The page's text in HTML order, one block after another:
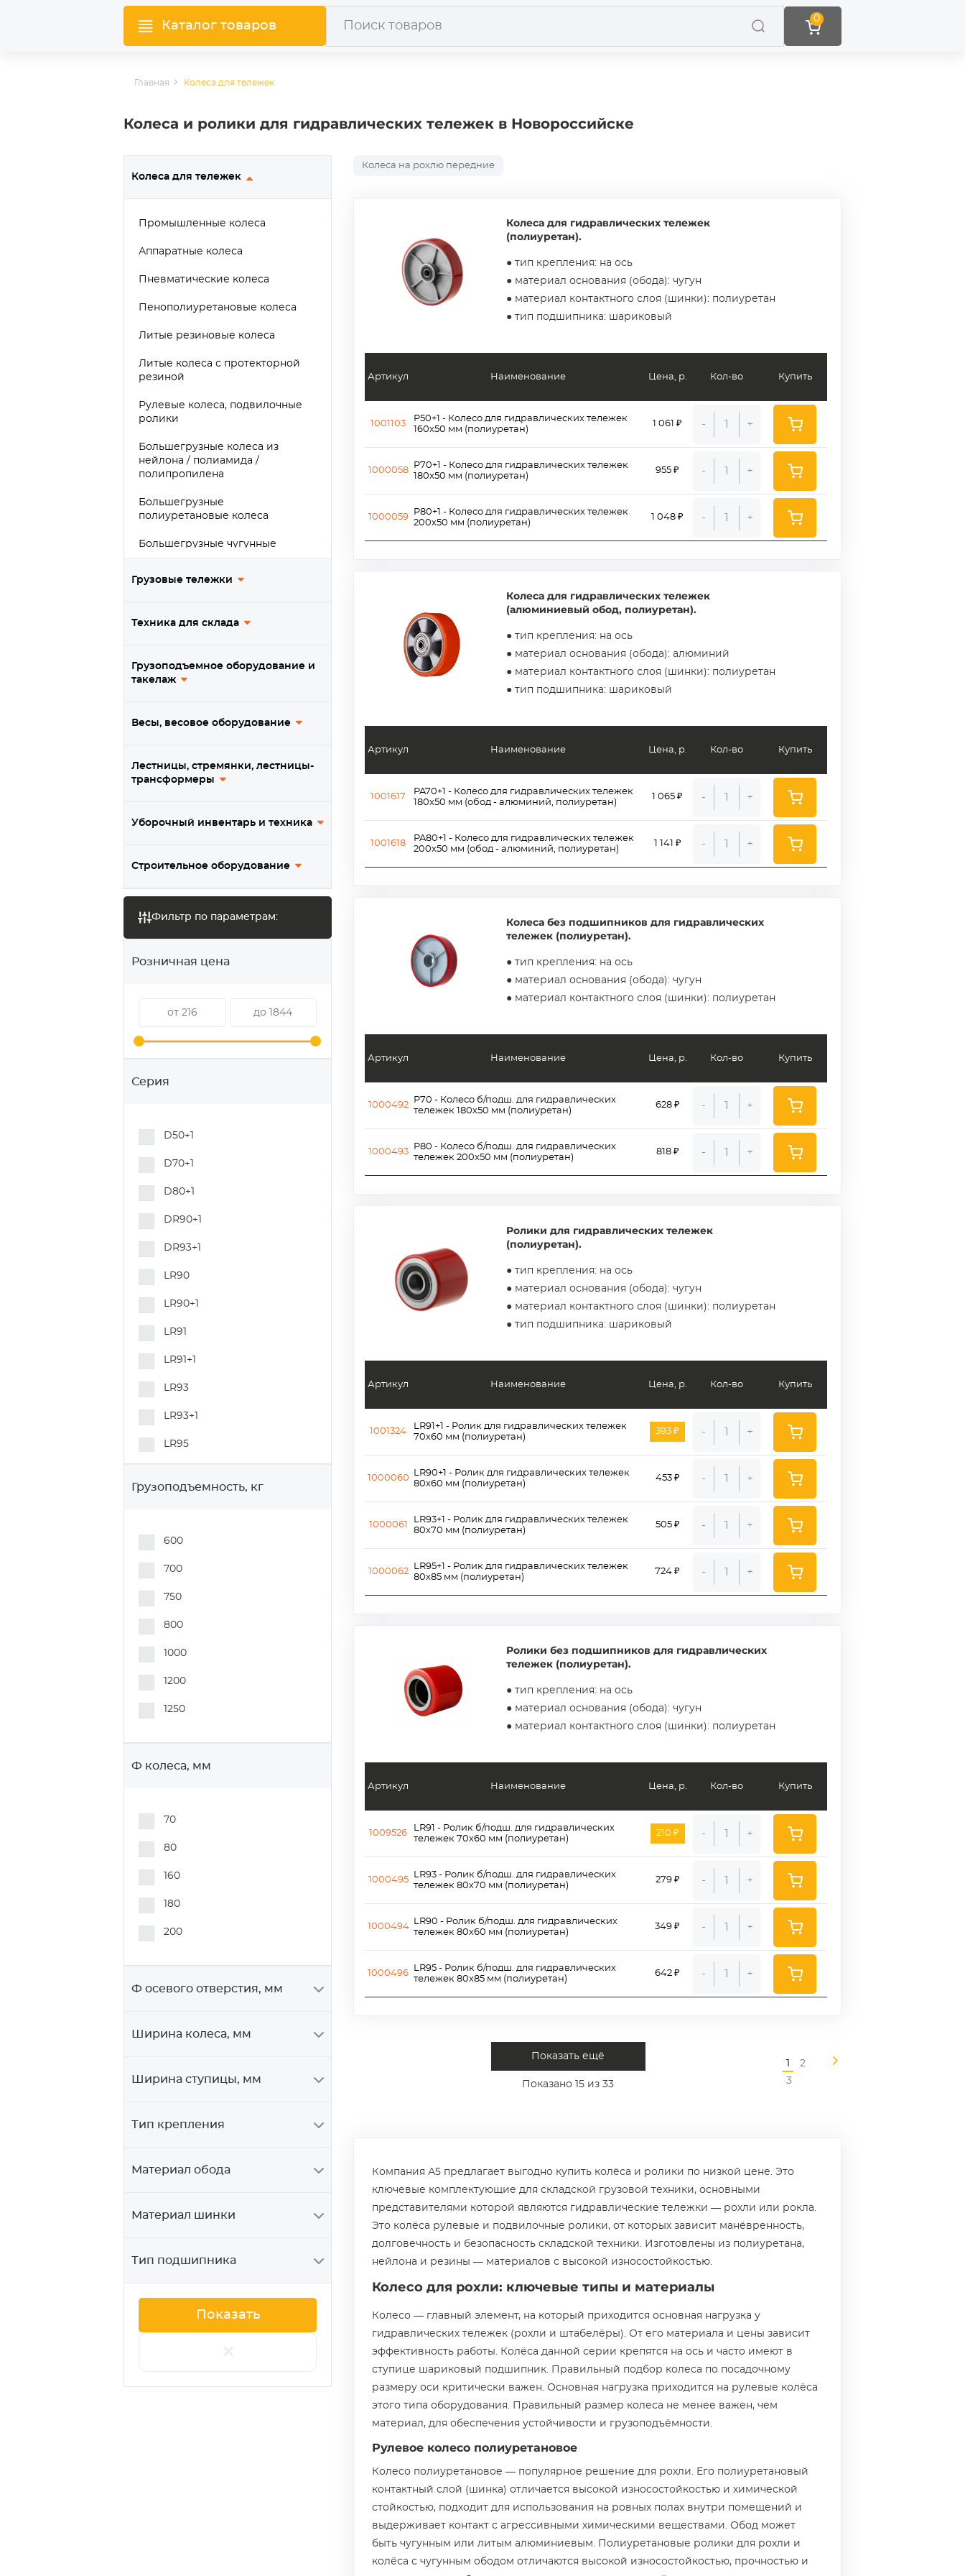
Каталог товаров
0
Главная Колеса для тележек
Колеса и ролики для гидравлических тележек в Новороссийске
Колеса для тележек
Промышленные колеса
Аппаратные колеса
Пневматические колеса
Пенополиуретановые колеса
Литые резиновые колеса
Литые колеса с протекторной
резиной
Рулевые колеса, подвилочные
ролики
Большегрузные колеса из
нейлона / полиамида /
полипропилена
Большегрузные
полиуретановые колеса
Большегрузные чугунные
колеса
Большегрузные обрезиненные
Сверхбольшегрузные колеса
Колеса из нержавеющей
Подпружиненные колеса
большегрузных тележек
для лодочных моторов
Ролики для ворот
Колеса для мусорных
Колеса для торгового
Колеса и ролики для
гидравлических тележек
Колеса для складского
лесов
Колеса для пищевого
оборудования
Колеса для автомобильной
промышленности
Специальные колеса и
аксессуары
Грузовые тележки
Техника для склада
Грузоподъемное оборудование и
такелаж
Весы, весовое оборудование
Лестницы, стремянки, лестницы-
трансформеры
Уборочный инвентарь и техника
Строительное оборудование
Фильтр по параметрам:
Розничная цена
Серия
D50+1
D70+1
D80+1
DR90+1
DR93+1
LR90
LR90+1
LR91
LR91+1
LR93
LR93+1
LR95
Грузоподъемность, кг
600
700
750
800
1000
1200
1250
Ф колеса, мм
70
80
160
180
200
Ф осевого отверстия, мм
Ширина колеса, мм
Ширина ступицы, мм
Тип крепления
Материал обода
Материал шинки
Тип подшипника
Колеса на рохлю передние
Колеса для гидравлических тележек
(полиуретан).
● тип крепления: на ось
● материал основания (обода): чугун
● материал контактного слоя (шинки): полиуретан
● тип подшипника: шариковый
Артикул
1001103
1000058
1000059
Наименование
P50+1 - Колесо для гидравлических тележек
160х50 мм (полиуретан)
P70+1 - Колесо для гидравлических тележек
180х50 мм (полиуретан)
P80+1 - Колесо для гидравлических тележек
200х50 мм (полиуретан)
Цена, р.
1 061 ₽
955 ₽
1 048 ₽
Кол-во
- +
- +
- +
Купить
Колеса для гидравлических тележек
(алюминиевый обод, полиуретан).
● тип крепления: на ось
● материал основания (обода): алюминий
● материал контактного слоя (шинки): полиуретан
● тип подшипника: шариковый
Артикул
1001617
1001618
Наименование
PA70+1 - Колесо для гидравлических тележек
180х50 мм (обод - алюминий, полиуретан)
PA80+1 - Колесо для гидравлических тележек
200х50 мм (обод - алюминий, полиуретан)
Цена, р.
1 065 ₽
1 141 ₽
Кол-во
- +
- +
Купить
Колеса без подшипников для гидравлических
тележек (полиуретан).
● тип крепления: на ось
● материал основания (обода): чугун
● материал контактного слоя (шинки): полиуретан
Артикул
1000492
1000493
Наименование
P70 - Колесо б/подш. для гидравлических
тележек 180х50 мм (полиуретан)
P80 - Колесо б/подш. для гидравлических
тележек 200х50 мм (полиуретан)
Цена, р.
628 ₽
818 ₽
Кол-во
- +
- +
Купить
Ролики для гидравлических тележек
(полиуретан).
● тип крепления: на ось
● материал основания (обода): чугун
● материал контактного слоя (шинки): полиуретан
● тип подшипника: шариковый
Артикул
1001324
1000060
1000061
1000062
Наименование
LR91+1 - Ролик для гидравлических тележек
70х60 мм (полиуретан)
LR90+1 - Ролик для гидравлических тележек
80х60 мм (полиуретан)
LR93+1 - Ролик для гидравлических тележек
80х70 мм (полиуретан)
LR95+1 - Ролик для гидравлических тележек
80х85 мм (полиуретан)
Цена, р.
393 ₽
453 ₽
505 ₽
724 ₽
Кол-во
- +
- +
- +
- +
Купить
Ролики без подшипников для гидравлических
тележек (полиуретан).
● тип крепления: на ось
● материал основания (обода): чугун
● материал контактного слоя (шинки): полиуретан
Артикул
1009526
1000495
1000494
1000496
Наименование
LR91 - Ролик б/подш. для гидравлических
тележек 70х60 мм (полиуретан)
LR93 - Ролик б/подш. для гидравлических
тележек 80х70 мм (полиуретан)
LR90 - Ролик б/подш. для гидравлических
тележек 80х60 мм (полиуретан)
LR95 - Ролик б/подш. для гидравлических
тележек 80х85 мм (полиуретан)
Цена, р.
210 ₽
279 ₽
349 ₽
642 ₽
Кол-во
- +
- +
- +
- +
Купить
Показать ещё
Показано 15 из 33
2
3
Компания А5 предлагает выгодно купить колёса и ролики по низкой цене. Это
ключевые комплектующие для складской грузовой техники, основными
представителями которой являются гидравлические тележки — рохли или рокла.
Это колёса рулевые и подвилочные ролики, от которых зависит манёвренность,
долговечность и безопасность складской техники. Изготовлены из полиуретана,
нейлона и резины — материалов с высокой износостойкостью.
Колесо для рохли: ключевые типы и материалы
Колесо — главный элемент, на который приходится основная нагрузка у
гидравлических тележек (рохли и штабелёры). От его материала и цены зависит
эффективность работы. Колёса данной серии крепятся на ось и часто имеют в
ступице шариковый подшипник. Правильный подбор колеса по посадочному
размеру оси критически важен. Основная нагрузка приходится на рулевые колёса
этого типа оборудования. Правильный размер колеса не менее важен, чем
материал, для обеспечения устойчивости и грузоподъёмности.
Рулевое колесо полиуретановое
Колесо полиуретановое — популярное решение для рохли. Его полиуретановый
контактный слой (шинка) отличается высокой износостойкостью и химической
стойкостью, подходит для использования на ровных полах внутри помещений и
выдерживает контакт с агрессивными химическими веществами. Обод может
быть чугунным или литым алюминиевым. Полиуретановые ролики для рохли и
колёса с чугунным ободом отличаются высокой износостойкостью, прочностью и